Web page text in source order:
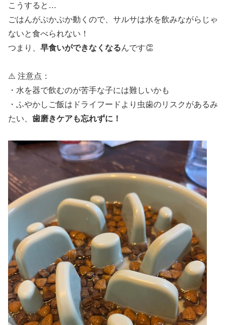
こうすると…
ごはんがぷかぷか動くので、サルサは水を飲みながらじゃ
ないと食べられない！
つまり、 早食いができなくなるんです👏
⚠️ 注意点：
・水を器で飲むのが苦手な子には難しいかも
・ふやかしご飯はドライフードより虫歯のリスクがあるみ
たい、 歯磨きケアも忘れずに！